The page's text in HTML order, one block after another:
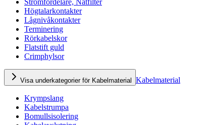
Strömfördelare, Nätfilter
Högtalarkontakter
Lågnivåkontakter
Terminering
Rörkabelskor
Flatstift guld
Crimphylsor
Visa underkategorier för Kabelmaterial Kabelmaterial
Krympslang
Kabelstrumpa
Bomullsisolering